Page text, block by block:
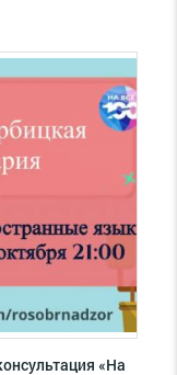
«На